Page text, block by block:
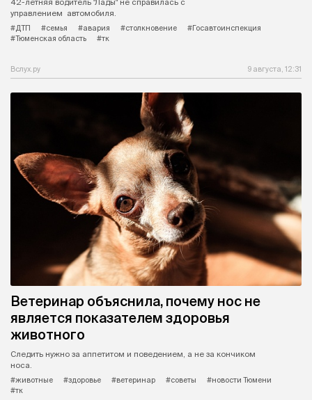
42-летняя водитель "Лады" не справилась с
управлением автомобиля.
#ДТП
#семья #авария #столкновение
#Госавтоинспекция
#Тюменская область
#тк
Вслух.ру 9 августа, 12:31
Ветеринар объяснила, почему нос не
является показателем здоровья
животного
Следить нужно за аппетитом и поведением, а не за кончиком
носа.
#животные
#здоровье #ветеринар #советы
#новости Тюмени
#тк